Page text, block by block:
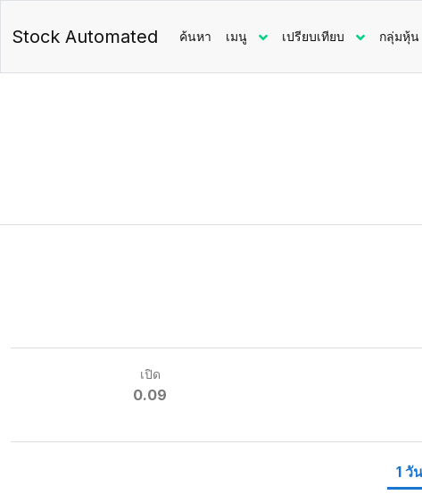
Stock Automated ค้นหา เมนู เปรียบเทียบ กลุ่มหุ้น
เปิด
0.09
1 วัน